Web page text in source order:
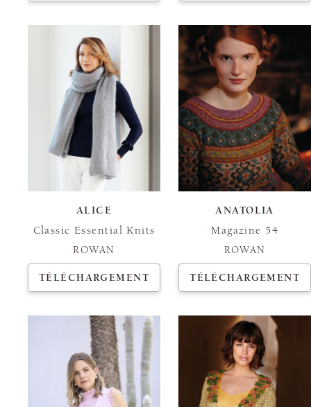
ALICE
Classic Essential Knits
ROWAN
TÉLÉCHARGEMENT
ANATOLIA
Magazine 54
ROWAN
TÉLÉCHARGEMENT